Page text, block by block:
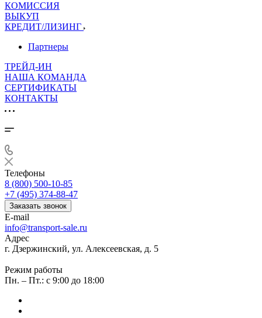
КОМИССИЯ
ВЫКУП
КРЕДИТ/ЛИЗИНГ
Партнеры
ТРЕЙД-ИН
НАША КОМАНДА
СЕРТИФИКАТЫ
КОНТАКТЫ
Телефоны
8 (800) 500-10-85
+7 (495) 374-88-47
Заказать звонок
E-mail
info@transport-sale.ru
Адрес
г. Дзержинский, ул. Алексеевская, д. 5
Режим работы
Пн. – Пт.: с 9:00 до 18:00